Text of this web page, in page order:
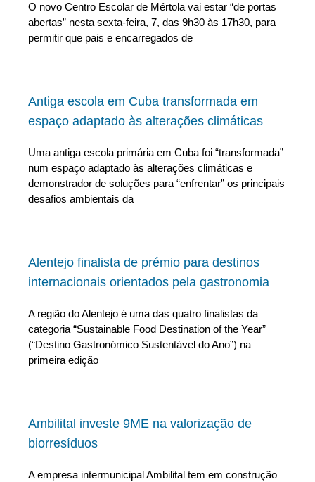
O novo Centro Escolar de Mértola vai estar “de portas
abertas” nesta sexta-feira, 7, das 9h30 às 17h30, para
permitir que pais e encarregados de
Antiga escola em Cuba transformada em
espaço adaptado às alterações climáticas
Uma antiga escola primária em Cuba foi “transformada”
num espaço adaptado às alterações climáticas e
demonstrador de soluções para “enfrentar” os principais
desafios ambientais da
Alentejo finalista de prémio para destinos
internacionais orientados pela gastronomia
A região do Alentejo é uma das quatro finalistas da
categoria “Sustainable Food Destination of the Year”
(“Destino Gastronómico Sustentável do Ano”) na
primeira edição
Ambilital investe 9ME na valorização de
biorresíduos
A empresa intermunicipal Ambilital tem em construção